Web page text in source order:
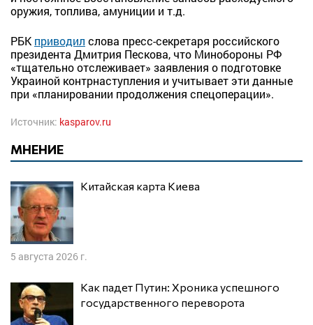
оружия, топлива, амуниции и т.д.
РБК приводил слова пресс-секретаря российского
президента Дмитрия Пескова, что Минобороны РФ
«тщательно отслеживает» заявления о подготовке
Украиной контрнаступления и учитывает эти данные
при «планировании продолжения спецоперации».
Источник: kasparov.ru
МНЕНИЕ
Китайская карта Киева
5 августа 2026 г.
Как падет Путин: Хроника успешного
государственного переворота